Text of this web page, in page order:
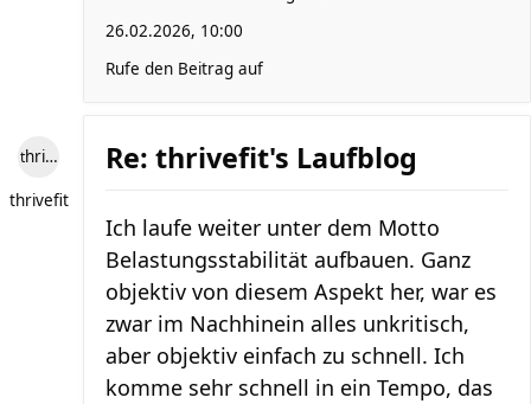
26.02.2026, 10:00
Rufe den Beitrag auf
thrivefit
thrivefit
Re: thrivefit's Laufblog
Ich laufe weiter unter dem Motto
Belastungsstabilität aufbauen. Ganz
objektiv von diesem Aspekt her, war es
zwar im Nachhinein alles unkritisch,
aber objektiv einfach zu schnell. Ich
komme sehr schnell in ein Tempo, das